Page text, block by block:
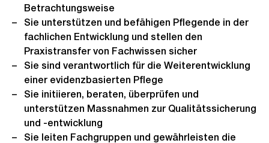
Betrachtungsweise
Sie unterstützen und befähigen Pflegende in der
fachlichen Entwicklung und stellen den
Praxistransfer von Fachwissen sicher
Sie sind verantwortlich für die Weiterentwicklung
einer evidenzbasierten Pflege
Sie initiieren, beraten, überprüfen und
unterstützen Massnahmen zur Qualitätssicherung
und -entwicklung
Sie leiten Fachgruppen und gewährleisten die